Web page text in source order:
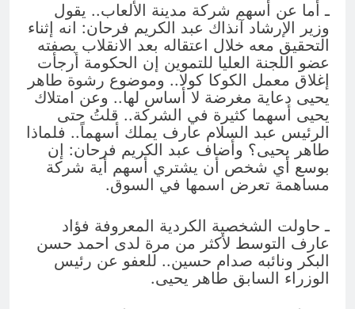
ـ أما عن أسهم شركة مدينة الألعاب.. يقول
وزير الإرشاد آنذاك عبد الكريم فرحان: انه إثناء
التحقيق معه خلال اعتقاله بعد الانقلاب بصفته
عضو اللجنة العليا للتموين إن الحكومة أرجأت
إغلاق معمل الكوكا كولا.. وموضوع رشوة طاهر
يحيى دعاية مغرضة لا أساس لها.. وعن امتلاك
يحيى أسهما كثيرة في الشركة.. قلتُ حتى
الرئيس عبد السلام عارف يملك أسهماً.. فلماذا
طاهر يحيى؟ وأضاف عبد الكريم فرحان: إن
بوسع أي شخص أن يشتري أسهم أية شركة
مساهمة تعرض اسمها في السوق.
ـ حاولت الشخصية الكردية المعروفة فؤاد
عارف التوسط لأكثر من مرة لدى احمد حسن
البكر ونائبه صدام حسين.. للعفو عن رئيس
الوزراء السابق طاهر يحيى.